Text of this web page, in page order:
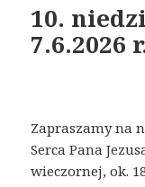
10.
7.6.2026
Zapraszamy na
Serca Pana
wieczornej, ok.